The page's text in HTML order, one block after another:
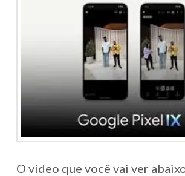
O vídeo que você vai ver